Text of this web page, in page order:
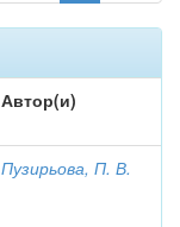
Автор(и)
Пузирьова, П. В.